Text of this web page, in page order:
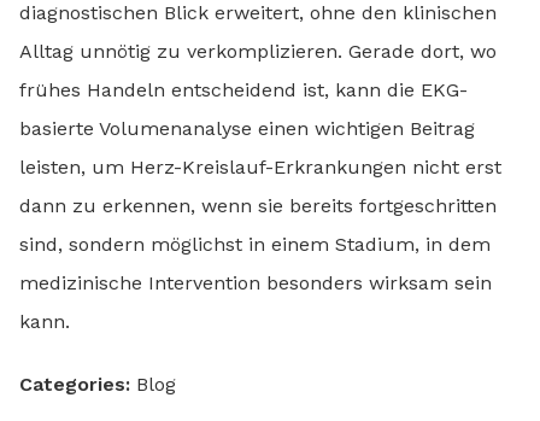
diagnostischen Blick erweitert, ohne den klinischen
Alltag unnötig zu verkomplizieren. Gerade dort, wo
frühes Handeln entscheidend ist, kann die EKG-
basierte Volumenanalyse einen wichtigen Beitrag
leisten, um Herz-Kreislauf-Erkrankungen nicht erst
dann zu erkennen, wenn sie bereits fortgeschritten
sind, sondern möglichst in einem Stadium, in dem
medizinische Intervention besonders wirksam sein
kann.
Categories: Blog